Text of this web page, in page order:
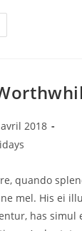
:
2018
quando
mel. His ei
has simul